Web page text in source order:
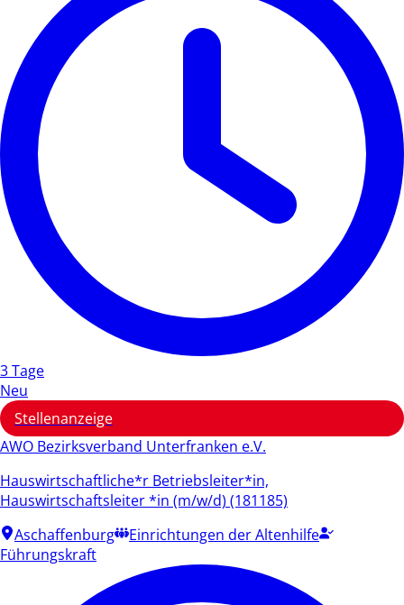
3 Tage
Neu
Stellenanzeige
AWO Bezirksverband Unterfranken e.V.
Hauswirtschaftliche*r Betriebsleiter*in,
Hauswirtschaftsleiter *in (m/w/d) (181185)
Aschaffenburg
Einrichtungen der Altenhilfe
Führungskraft